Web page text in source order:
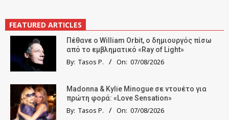
FEATURED ARTICLES
Πέθανε ο William Orbit, ο δημιουργός πίσω
από το εμβληματικό «Ray of Light»
By: Tasos P. On: 07/08/2026
Madonna & Kylie Minogue σε ντουέτο για
πρώτη φορά: «Love Sensation»
By: Tasos P. On: 07/08/2026